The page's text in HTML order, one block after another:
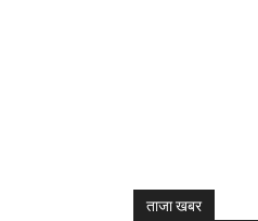
ताजा खबर